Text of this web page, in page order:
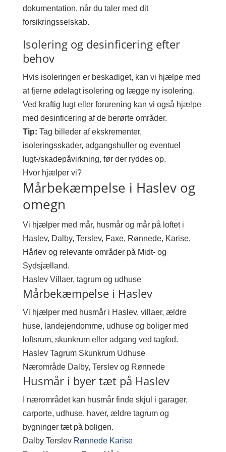
dokumentation, når du taler med dit
forsikringsselskab.
Isolering og desinficering efter
behov
Hvis isoleringen er beskadiget, kan vi hjælpe med
at fjerne ødelagt isolering og lægge ny isolering.
Ved kraftig lugt eller forurening kan vi også hjælpe
med desinficering af de berørte områder.
Tip: Tag billeder af ekskrementer,
isoleringsskader, adgangshuller og eventuel
lugt-/skadepåvirkning, før der ryddes op.
Hvor hjælper vi?
Mårbekæmpelse i Haslev og
omegn
Vi hjælper med mår, husmår og mår på loftet i
Haslev, Dalby, Terslev, Faxe, Rønnede, Karise,
Hårlev og relevante områder på Midt- og
Sydsjælland.
Haslev Villaer, tagrum og udhuse
Mårbekæmpelse i Haslev
Vi hjælper med husmår i Haslev, villaer, ældre
huse, landejendomme, udhuse og boliger med
loftsrum, skunkrum eller adgang ved tagfod.
Haslev Tagrum Skunkrum Udhuse
Nærområde Dalby, Terslev og Rønnede
Husmår i byer tæt på Haslev
I nærområdet kan husmår finde skjul i garager,
carporte, udhuse, haver, ældre tagrum og
bygninger tæt på boligen.
Dalby Terslev Rønnede Karise